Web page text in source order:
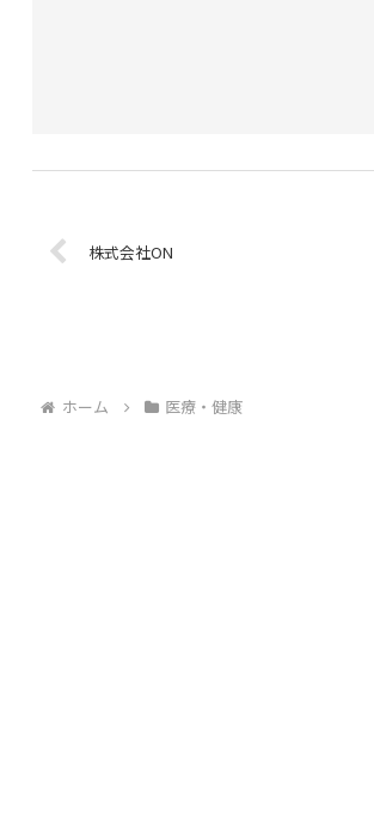
株式会社ON
ホーム 医療・健康